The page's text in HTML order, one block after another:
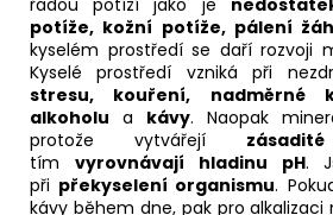
řadou potíží jako je
potíže, kožní potíže, pálení
kyselém prostředí se daří rozvoji
Kyselé prostředí vzniká při
stresu, kouření, nadměrné
alkoholu a kávy. Naopak
protože vytvářejí
tím vyrovnávají hladinu pH.
při překyselení organismu.
kávy během dne, pak pro